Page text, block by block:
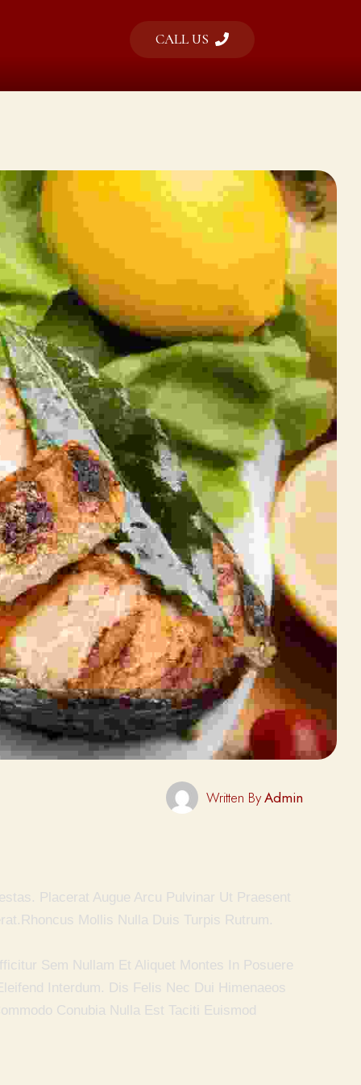
CALL US
Written ByAdmin
Placerat Augue Arcu Pulvinar Ut Praesent
Mollis Nulla Duis Turpis Rutrum.
Sem Nullam Et Aliquet Montes In Posuere
Interdum. Dis Felis Nec Dui Himenaeos
Conubia Nulla Est Taciti Euismod